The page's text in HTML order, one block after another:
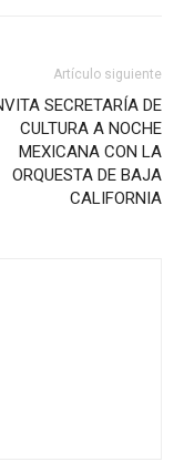
Artículo siguiente
SECRETARÍA DE
CULTURA A NOCHE
MEXICANA CON LA
ORQUESTA DE BAJA
CALIFORNIA